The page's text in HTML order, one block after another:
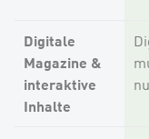
Digitale
Magazine &
interaktive
Inhalte